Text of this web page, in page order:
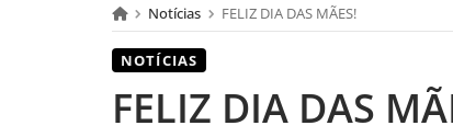
Notícias FELIZ DIA DAS MÃES!
NOTÍCIAS
FELIZ DIA DAS